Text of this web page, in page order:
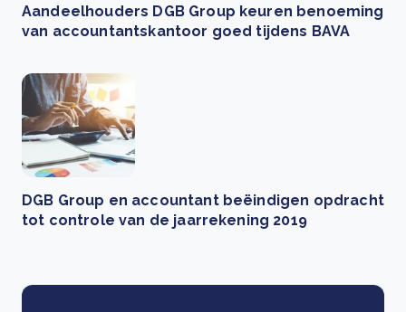
Aandeelhouders DGB Group keuren benoeming
van accountantskantoor goed tijdens BAVA
DGB Group en accountant beëindigen opdracht
tot controle van de jaarrekening 2019